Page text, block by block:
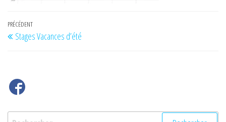
Navigation
de
Article
précédent
PRÉCÉDENT
Stages Vacances d’été
Rechercher :